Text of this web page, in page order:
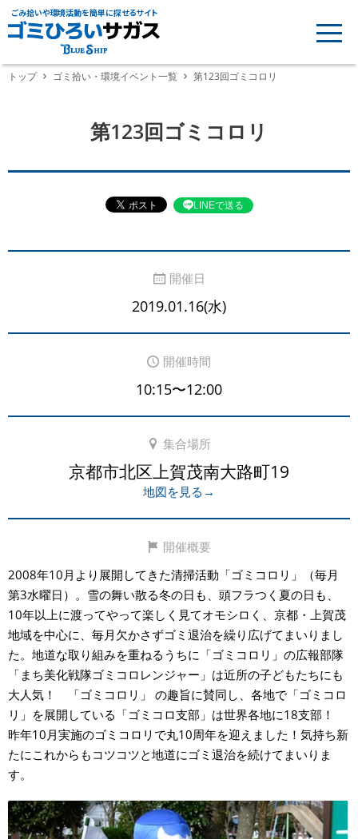
ごみ拾いや環境活動を簡単に探せるサイト
トップ ゴミ拾い・環境イベント一覧 第123回ゴミコロリ
第123回ゴミコロリ
LINEで送る
開催日
2019.01.16(水)
開催時間
10:15〜12:00
集合場所
京都市北区上賀茂南大路町19
地図を見る→
開催概要
2008年10月より展開してきた清掃活動「ゴミコロリ」（毎月
第3水曜日）。雪の舞い散る冬の日も、頭フラつく夏の日も、
10年以上に渡ってやって楽しく見てオモシロく、京都・上賀茂
地域を中心に、毎月欠かさずゴミ退治を繰り広げてまいりまし
た。地道な取り組みを重ねるうちに「ゴミコロリ」の広報部隊
「まち美化戦隊ゴミコロレンジャー」は近所の子どもたちにも
大人気！ 「ゴミコロリ」 の趣旨に賛同し、各地で「ゴミコロ
リ」を展開している「ゴミコロ支部」は世界各地に18支部！
昨年10月実施のゴミコロリで丸10周年を迎えました！気持ち新
たにこれからもコツコツと地道にゴミ退治を続けてまいりま
す。